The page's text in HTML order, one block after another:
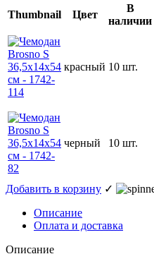
Thumbnail
Цвет
В
наличии
красный 10 шт.
черный 10 шт.
Добавить в корзину ✓
Описание
Оплата и доставка
Описание